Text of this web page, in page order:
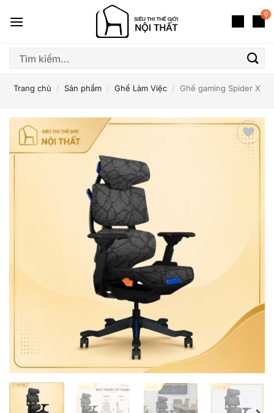
qua
dung
0
Tìm
Trang chủ / Sản phẩm / Ghế Làm Việc / Ghế gaming Spider X
Thêm